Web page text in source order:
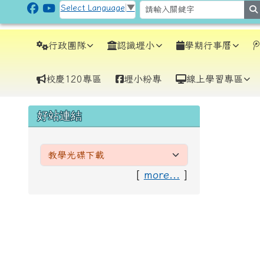
跳至主內容區
CLPS Site
Select Language ▼
導覽列行政團隊 認識壢小 學期行事曆
校慶120專區 壢小粉專 線上學習專區
左邊區域內容
好站連結
[ more... ]
頁尾區域